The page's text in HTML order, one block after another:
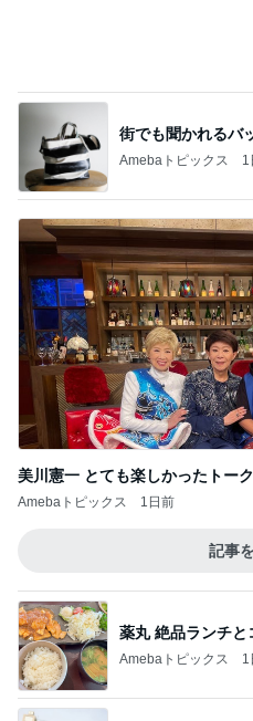
街でも聞かれるバ
Amebaトピックス 1
美川憲一 とても楽しかったトーク
Amebaトピックス 1日前
記事
薬丸 絶品ランチと
Amebaトピックス 1